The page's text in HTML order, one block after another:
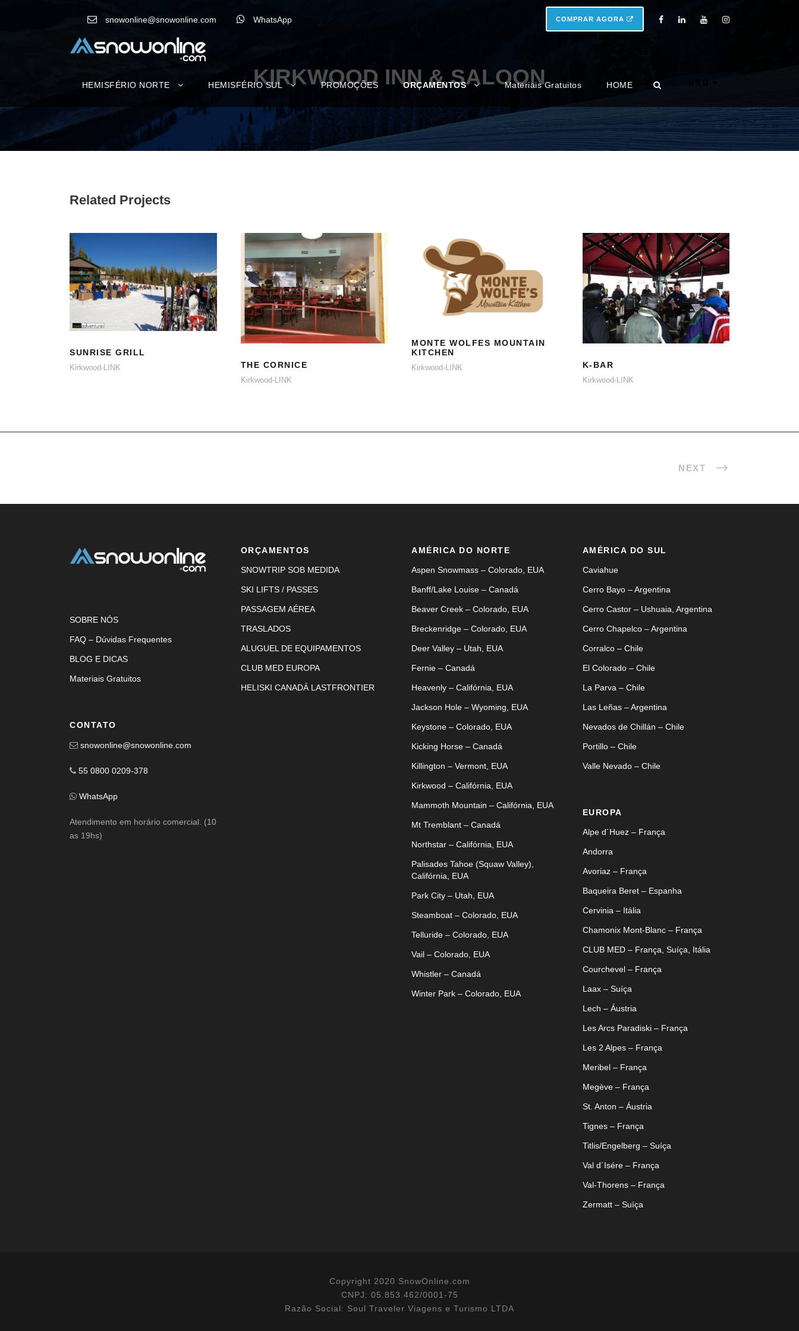
snowonline@snowonline.com WhatsApp COMPRAR AGORA
HEMISFÉRIO NORTE HEMISFÉRIO SUL PROMOÇÕES ORÇAMENTOS Materiais Gratuitos HOME
KIRKWOOD INN & SALOON
Related Projects
SUNRISE GRILL
SUNRISE GRILL
Kirkwood-LINK
THE CORNICE
THE CORNICE
Kirkwood-LINK
MONTE WOLFES
MONTE WOLFES MOUNTAIN
KITCHEN
Kirkwood-LINK
K-BAR
K-BAR
Kirkwood-LINK
NEXT
SOBRE NÓS
FAQ – Dúvidas Frequentes
BLOG E DICAS
Materiais Gratuitos
CONTATO
snowonline@snowonline.com
55 0800 0209-378
WhatsApp
Atendimento em horário comercial. (10
as 19hs)
ORÇAMENTOS
SNOWTRIP SOB MEDIDA
SKI LIFTS / PASSES
PASSAGEM AÉREA
TRASLADOS
ALUGUEL DE EQUIPAMENTOS
CLUB MED EUROPA
HELISKI CANADÁ LASTFRONTIER
AMÉRICA DO NORTE
Aspen Snowmass – Colorado, EUA
Banff/Lake Louise – Canadá
Beaver Creek – Colorado, EUA
Breckenridge – Colorado, EUA
Deer Valley – Utah, EUA
Fernie – Canadá
Heavenly – Califórnia, EUA
Jackson Hole – Wyoming, EUA
Keystone – Colorado, EUA
Kicking Horse – Canadá
Killington – Vermont, EUA
Kirkwood – Califórnia, EUA
Mammoth Mountain – Califórnia, EUA
Mt Tremblant – Canadá
Northstar – Califórnia, EUA
Palisades Tahoe (Squaw Valley),
Califórnia, EUA
Park City – Utah, EUA
Steamboat – Colorado, EUA
Telluride – Colorado, EUA
Vail – Colorado, EUA
Whistler – Canadá
Winter Park – Colorado, EUA
AMÉRICA DO SUL
Caviahue
Cerro Bayo – Argentina
Cerro Castor – Ushuaia, Argentina
Cerro Chapelco – Argentina
Corralco – Chile
El Colorado – Chile
La Parva – Chile
Las Leñas – Argentina
Nevados de Chillán – Chile
Portillo – Chile
Valle Nevado – Chile
EUROPA
Alpe d´Huez – França
Andorra
Avoriaz – França
Baqueira Beret – Espanha
Cervinia – Itália
Chamonix Mont-Blanc – França
CLUB MED – França, Suíça, Itália
Courchevel – França
Laax – Suíça
Lech – Áustria
Les Arcs Paradiski – França
Les 2 Alpes – França
Meribel – França
Megève – França
St. Anton – Áustria
Tignes – França
Titlis/Engelberg – Suíça
Val d´Isére – França
Val-Thorens – França
Zermatt – Suíça
Copyright 2020 SnowOnline.com
CNPJ: 05.853.462/0001-75
Razão Social: Soul Traveler Viagens e Turismo LTDA